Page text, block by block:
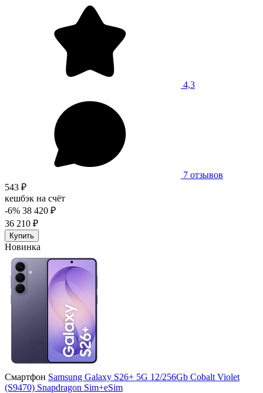
4,3
7 отзывов
543 ₽
кешбэк на счёт
-6% 38 420 ₽
36 210 ₽
Купить
Новинка
Смартфон Samsung Galaxy S26+ 5G 12/256Gb Cobalt Violet
(S9470) Snapdragon Sim+eSim